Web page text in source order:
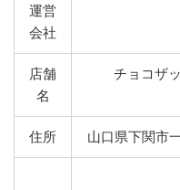
運営
会社
店舗
名
チョコザ
住所 山口県下関市